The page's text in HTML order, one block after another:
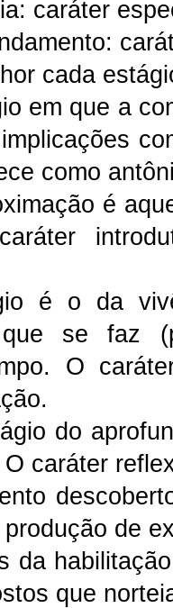
caráter
cada
em que a
como
é
é o da
se faz
O
do
caráter
de
da
que